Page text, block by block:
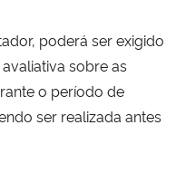
poderá ser exigido
sobre as
o período de
ser realizada antes